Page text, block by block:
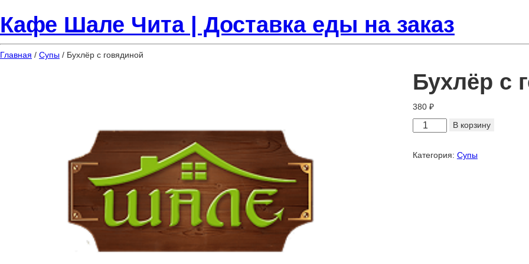
Кафе Шале Чита | Доставка еды на заказ
Главная / Супы / Бухлёр с говядиной
Бухлёр с
380 ₽
Количество
Бухлёр
В корзину
Категория: Супы